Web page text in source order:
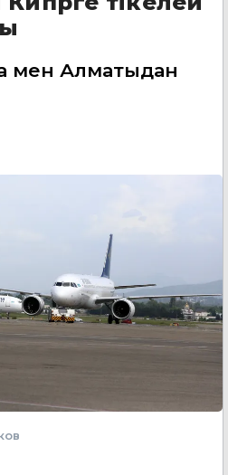
мен Алматыдан